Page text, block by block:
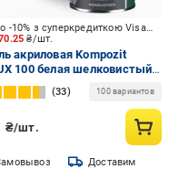
₴/шт.
До -10% з суперкредиткою Visa Вигода
акриловая Kompozit
100 белая шелковистый
л
33 100 вариантов
₴/шт.
Доставим